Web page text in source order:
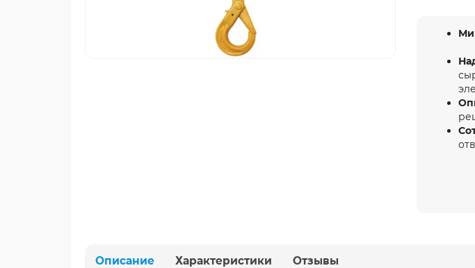
Описание Характеристики Отзывы